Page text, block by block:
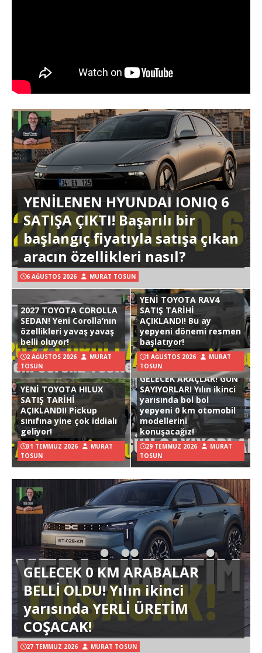
YENİLENEN HYUNDAI IONIQ 6
SATIŞA ÇIKTI! Başarılı bir
başlangıç fiyatıyla satışa çıkan
aracın özellikleri nasıl?
6 AĞUSTOS 2026 MURAT TOSUN
2027 TOYOTA COROLLA
SEDAN! Yeni Corolla’nın
özellikleri yavaş yavaş
belli oluyor!
2 AĞUSTOS 2026
MURAT
TOSUN
YENİ TOYOTA RAV4
SATIŞ TARİHİ
AÇIKLANDI! Bu ay
yepyeni dönemi resmen
başlatıyor!
1 AĞUSTOS 2026
MURAT
TOSUN
YENİ TOYOTA HILUX
SATIŞ TARİHİ
AÇIKLANDI! Pickup
sınıfına yine çok iddialı
geliyor!
31 TEMMUZ 2026
MURAT
TOSUN
GELECEK ARAÇLAR! GÜN
SAYIYORLAR! Yılın ikinci
yarısında bol bol
yepyeni 0 km otomobil
modellerini
konuşacağız!
29 TEMMUZ 2026
MURAT
TOSUN
GELECEK 0 KM ARABALAR
BELLİ OLDU! Yılın ikinci
yarısında YERLİ ÜRETİM
COŞACAK!
27 TEMMUZ 2026 MURAT TOSUN